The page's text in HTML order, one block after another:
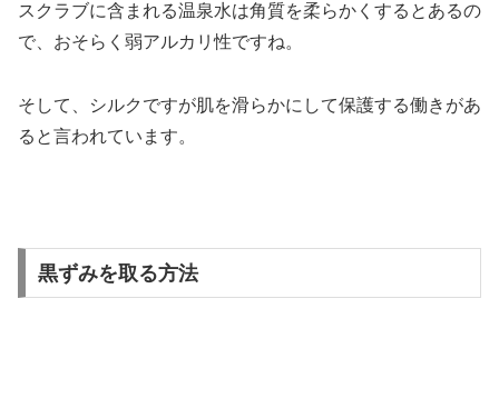
スクラブに含まれる温泉水は角質を柔らかくするとあるの
で、おそらく弱アルカリ性ですね。
そして、シルクですが肌を滑らかにして保護する働きがあ
ると言われています。
黒ずみを取る方法